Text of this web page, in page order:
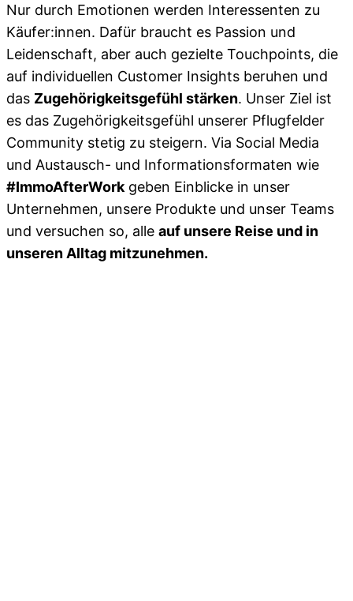
Nur durch Emotionen werden Interessenten zu
Käufer:innen. Dafür braucht es Passion und
Leidenschaft, aber auch gezielte Touchpoints, die
auf individuellen Customer Insights beruhen und
das Zugehörigkeitsgefühl stärken. Unser Ziel ist
es das Zugehörigkeitsgefühl unserer Pflugfelder
Community stetig zu steigern. Via Social Media
und Austausch- und Informationsformaten wie
#ImmoAfterWork geben Einblicke in unser
Unternehmen, unsere Produkte und unser Teams
und versuchen so, alle auf unsere Reise und in
unseren Alltag mitzunehmen.